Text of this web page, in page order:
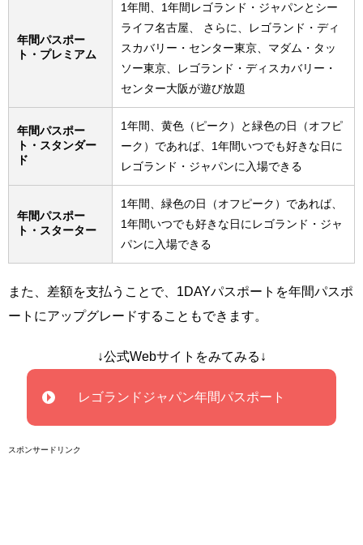
年間パスポー
ト・プレミアム
1年間、1年間レゴランド・ジャパンとシー
ライフ名古屋、 さらに、レゴランド・ディ
スカバリー・センター東京、マダム・タッ
ソー東京、レゴランド・ディスカバリー・
センター大阪が遊び放題
年間パスポー
ト・スタンダー
ド
1年間、黄色（ピーク）と緑色の日（オフピ
ーク）であれば、1年間いつでも好きな日に
レゴランド・ジャパンに入場できる
年間パスポー
ト・スターター
1年間、緑色の日（オフピーク）であれば、
1年間いつでも好きな日にレゴランド・ジャ
パンに入場できる
また、差額を支払うことで、1DAYパスポートを年間パスポ
ートにアップグレードすることもできます。
↓公式Webサイトをみてみる↓
レゴランドジャパン年間パスポート
スポンサードリンク